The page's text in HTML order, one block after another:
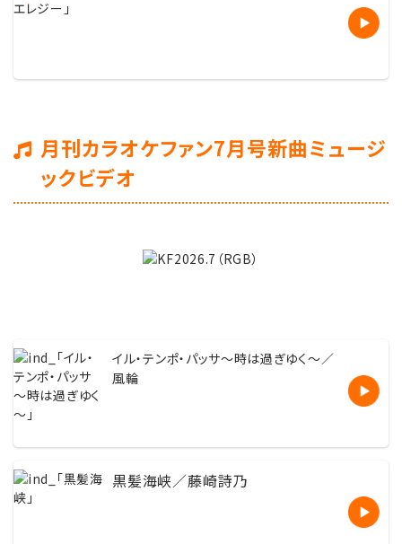
月刊カラオケファン7月号新曲ミュージ
ックビデオ
イル・テンポ・パッサ〜時は過ぎゆく〜／
風輪
黒髪海峡／藤崎詩乃